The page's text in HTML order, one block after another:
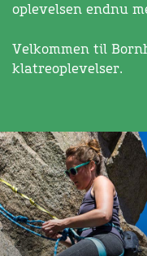
oplevelsen endnu
Velkommen til
klatreoplevelser.